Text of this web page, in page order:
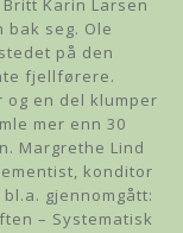
Karin Larsen
seg. Ole
på den
fjellførere.
og en del klumper
mer enn 30
Margrethe Lind
konditor
gjennomgått:
– Systematisk